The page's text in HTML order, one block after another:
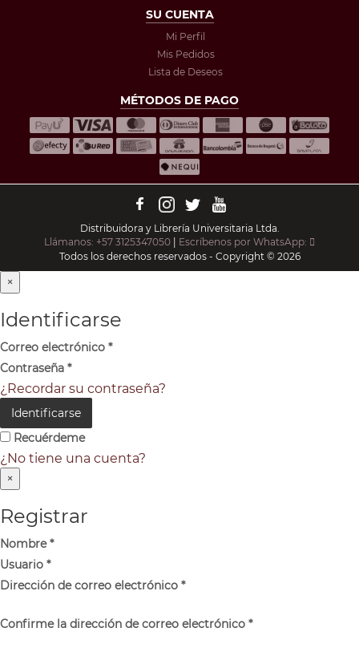
SU CUENTA
Mi Perfil
Mis Pedidos
Lista de Deseos
MÉTODOS DE PAGO
Distribuidora y Librería Universitaria Ltda.
Llámanos: +57 3125347050 | Escríbenos por WhatsApp:
Todos los derechos reservados - Copyright © 2026
×
Identificarse
Correo electrónico *
Contraseña *
¿Recordar su contraseña?
Identificarse
Recuérdeme
¿No tiene una cuenta?
×
Registrar
Nombre*
Usuario *
Dirección de correo electrónico *
Confirme la dirección de correo electrónico *